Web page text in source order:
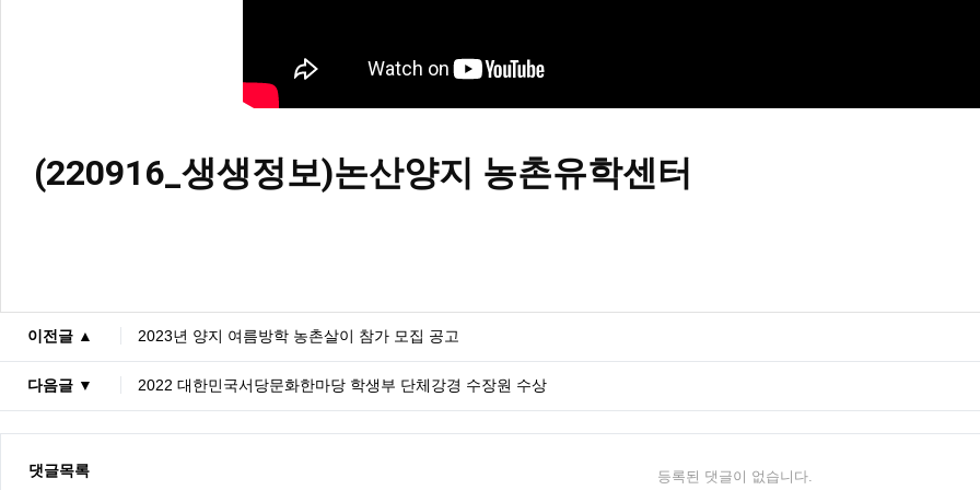
(220916_생생정보)논산양지 농촌유학센터
이전글 ▲ 2023년 양지 여름방학 농촌살이 참가 모집 공고
다음글 ▼ 2022 대한민국서당문화한마당 학생부 단체강경 수장원 수상
댓글목록 등록된 댓글이 없습니다.